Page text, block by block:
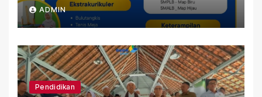
ADMIN
Pendidikan